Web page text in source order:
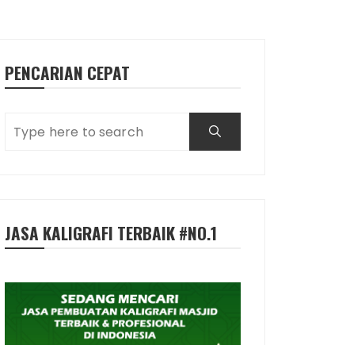
PENCARIAN CEPAT
JASA KALIGRAFI TERBAIK #NO.1